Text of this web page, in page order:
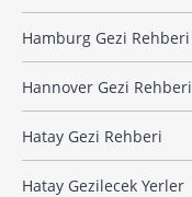
Hamburg Gezi Rehberi
Hannover Gezi Rehberi
Hatay Gezi Rehberi
Hatay Gezilecek Yerler